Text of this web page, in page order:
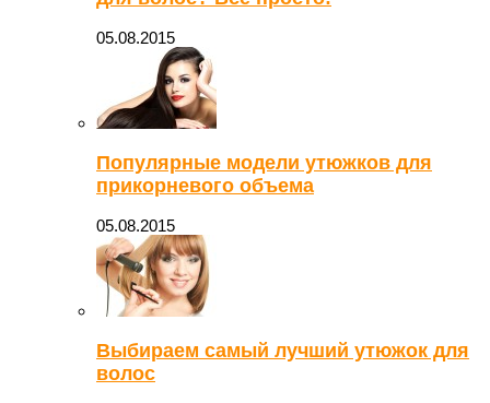
05.08.2015
Популярные модели утюжков для
прикорневого объема
05.08.2015
Выбираем самый лучший утюжок для
волос